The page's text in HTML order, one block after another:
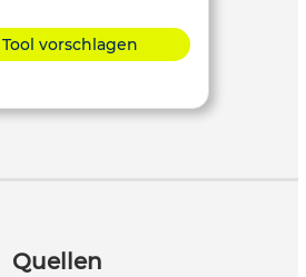
Tool vorschlagen
Quellen